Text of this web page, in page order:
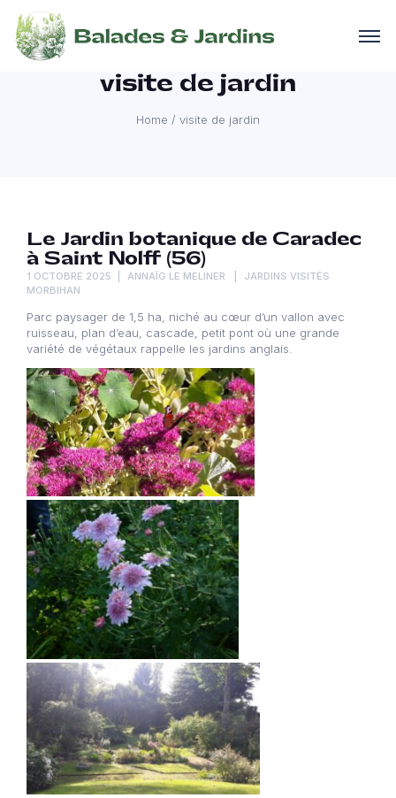
visite de jardin
Home / visite de jardin
Le Jardin botanique de Caradec
à Saint Nolff (56)
1 OCTOBRE 2025 ANNAÏG LE MELINER
JARDINS VISITÉS
MORBIHAN
Parc paysager de 1,5 ha, niché au cœur d’un vallon avec
ruisseau, plan d’eau, cascade, petit pont où une grande
variété de végétaux rappelle les jardins anglais.